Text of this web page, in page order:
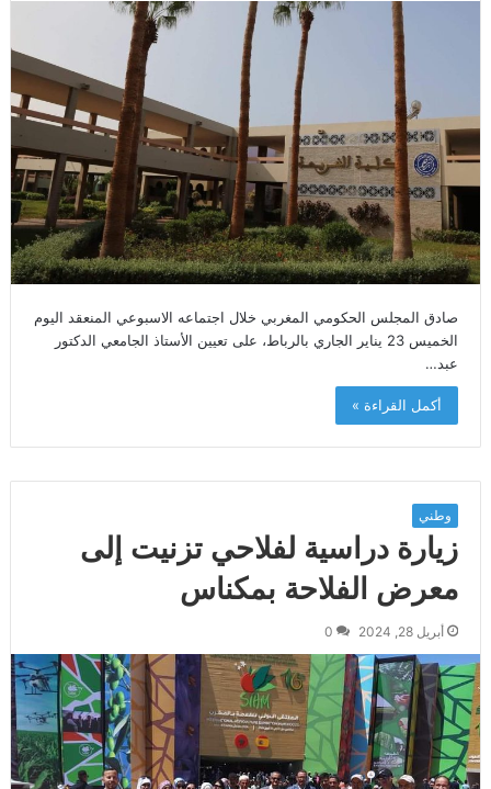
صادق المجلس الحكومي المغربي خلال اجتماعه الاسبوعي المنعقد اليوم
الخميس 23 يناير الجاري بالرباط، على تعيين الأستاذ الجامعي الدكتور
عبد…
أكمل القراءة »
وطني
زيارة دراسية لفلاحي تزنيت إلى
معرض الفلاحة بمكناس
أبريل 28, 2024 0